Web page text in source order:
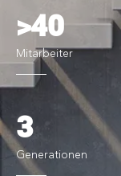
>40
Mitarbeiter
3
Generationen